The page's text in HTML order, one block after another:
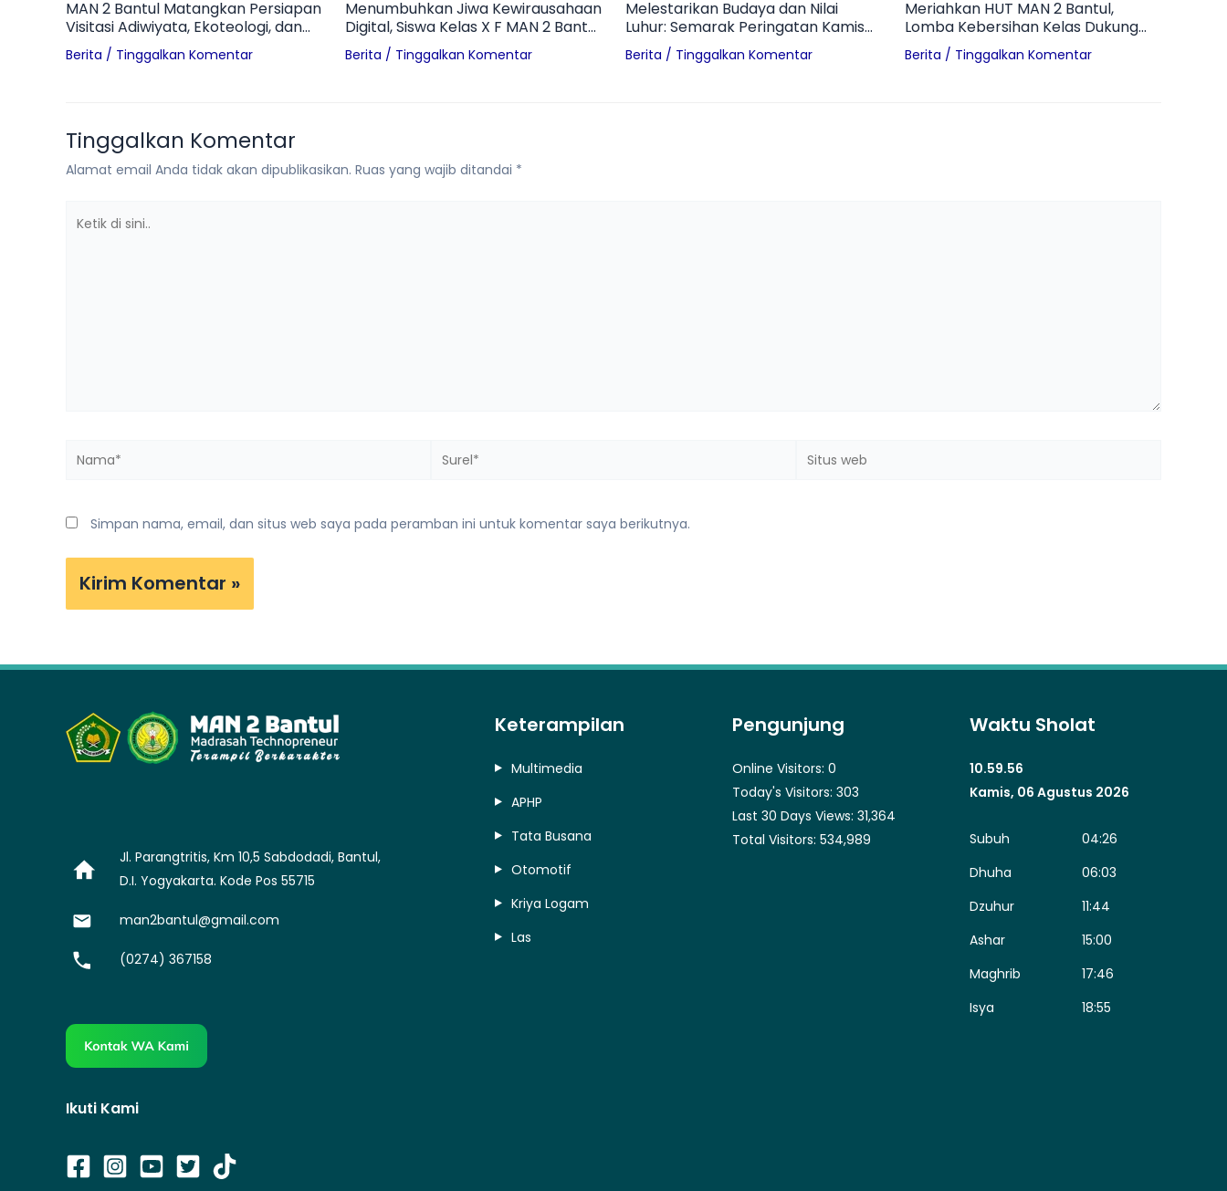
MAN 2 Bantul Matangkan Persiapan
Visitasi Adiwiyata, Ekoteologi, dan
HUT Kemerdekaan RI
Berita / Tinggalkan Komentar
Menumbuhkan Jiwa Kewirausahaan
Digital, Siswa Kelas X F MAN 2 Bantul
Pelajari Profil Technopreneur dan
Tantangan Branding UMKM
Berita / Tinggalkan Komentar
Melestarikan Budaya dan Nilai
Luhur: Semarak Peringatan Kamis
Pon di MAN 2 Bantul
Berita / Tinggalkan Komentar
Meriahkan HUT MAN 2 Bantul,
Lomba Kebersihan Kelas Dukung
Terwujudnya Madrasah Adiwiyata
Berita / Tinggalkan Komentar
Tinggalkan Komentar
Alamat email Anda tidak akan dipublikasikan. Ruas yang wajib ditandai *
Nama* Surel*
Situs
Simpan nama, email, dan situs web saya pada peramban ini untuk komentar saya berikutnya.
Jl. Parangtritis, Km 10,5 Sabdodadi, Bantul,
D.I. Yogyakarta. Kode Pos 55715
man2bantul@gmail.com
(0274) 367158
Ikuti Kami
Keterampilan
Multimedia
APHP
Tata Busana
Otomotif
Kriya Logam
Las
Pengunjung
Online Visitors: 0
Today's Visitors: 303
Last 30 Days Views: 31,364
Total Visitors: 534,989
Waktu Sholat
10.59.57
Kamis, 06 Agustus 2026
Subuh
04:26
Dhuha
06:03
Dzuhur
11:44
Ashar
15:00
Maghrib
17:46
Isya
18:55